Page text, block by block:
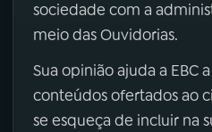
sociedade com a
meio das Ouvidorias.
Sua opinião ajuda a EBC
conteúdos ofertados ao
se esqueça de incluir na